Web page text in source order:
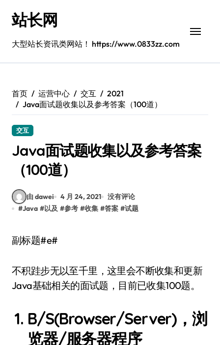
站长网
大型站长资讯类网站！ https://www.0833zz.com
首页 运营中心 交互
2021
Java面试题收集以及参考答案（100道）
交互
Java面试题收集以及参考答案
（100道）
由 dawei 4 月 24, 2021
没有评论
#Java #以及 #参考 #收集 #答案 #试题
副标题#e#
不积跬步无以至千里，这里会不断收集和更新
Java基础相关的面试题，目前已收集100题。
B/S(Browser/Server)，浏
览器/服务器程序